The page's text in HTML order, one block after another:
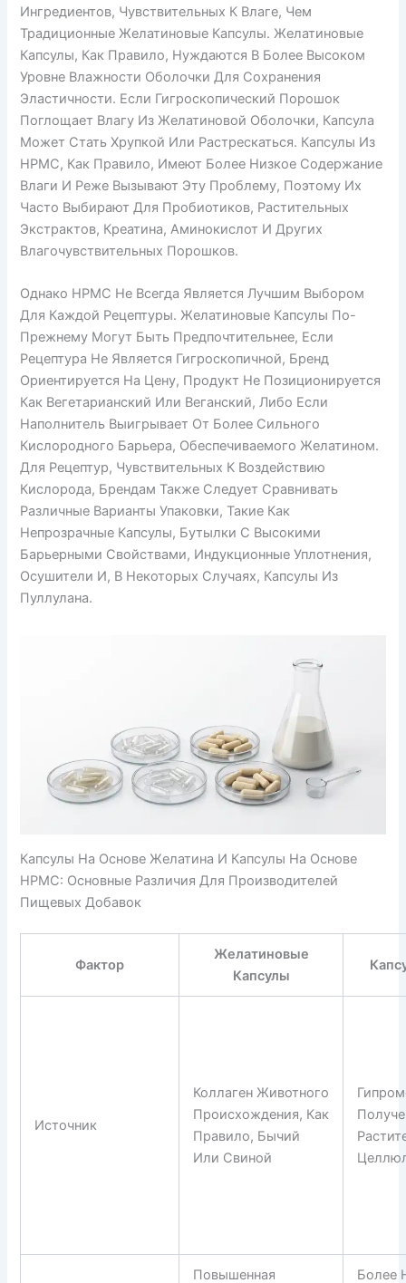
Ингредиентов, Чувствительных К Влаге, Чем
Традиционные Желатиновые Капсулы. Желатиновые
Капсулы, Как Правило, Нуждаются В Более Высоком
Уровне Влажности Оболочки Для Сохранения
Эластичности. Если Гигроскопический Порошок
Поглощает Влагу Из Желатиновой Оболочки, Капсула
Может Стать Хрупкой Или Растрескаться. Капсулы Из
HPMC, Как Правило, Имеют Более Низкое Содержание
Влаги И Реже Вызывают Эту Проблему, Поэтому Их
Часто Выбирают Для Пробиотиков, Растительных
Экстрактов, Креатина, Аминокислот И Других
Влагочувствительных Порошков.
Однако HPMC Не Всегда Является Лучшим Выбором
Для Каждой Рецептуры. Желатиновые Капсулы По-
Прежнему Могут Быть Предпочтительнее, Если
Рецептура Не Является Гигроскопичной, Бренд
Ориентируется На Цену, Продукт Не Позиционируется
Как Вегетарианский Или Веганский, Либо Если
Наполнитель Выигрывает От Более Сильного
Кислородного Барьера, Обеспечиваемого Желатином.
Для Рецептур, Чувствительных К Воздействию
Кислорода, Брендам Также Следует Сравнивать
Различные Варианты Упаковки, Такие Как
Непрозрачные Капсулы, Бутылки С Высокими
Барьерными Свойствами, Индукционные Уплотнения,
Осушители И, В Некоторых Случаях, Капсулы Из
Пуллулана.
Капсулы На Основе Желатина И Капсулы На Основе
HPMC: Основные Различия Для Производителей
Пищевых Добавок
Фактор
Желатиновые
Капсулы
Источник
Коллаген Животного
Происхождения, Как
Правило, Бычий
Или Свиной
Повышенная Более